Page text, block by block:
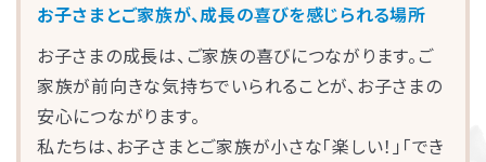
お子さまとご家族が、成長の喜びを感じられる場所
お子さまの成長は、ご家族の喜びにつながります。ご
家族が前向きな気持ちでいられることが、お子さまの
安心につながります。
私たちは、お子さまとご家族が小さな「楽しい！」「でき